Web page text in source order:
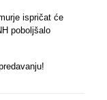
ispričat će
poboljšalo